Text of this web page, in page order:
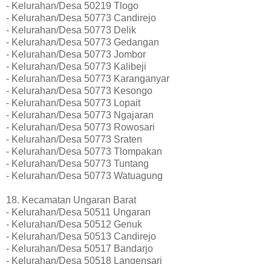
- Kelurahan/Desa 50219 Tlogo
- Kelurahan/Desa 50773 Candirejo
- Kelurahan/Desa 50773 Delik
- Kelurahan/Desa 50773 Gedangan
- Kelurahan/Desa 50773 Jombor
- Kelurahan/Desa 50773 Kalibeji
- Kelurahan/Desa 50773 Karanganyar
- Kelurahan/Desa 50773 Kesongo
- Kelurahan/Desa 50773 Lopait
- Kelurahan/Desa 50773 Ngajaran
- Kelurahan/Desa 50773 Rowosari
- Kelurahan/Desa 50773 Sraten
- Kelurahan/Desa 50773 Tlompakan
- Kelurahan/Desa 50773 Tuntang
- Kelurahan/Desa 50773 Watuagung
18. Kecamatan Ungaran Barat
- Kelurahan/Desa 50511 Ungaran
- Kelurahan/Desa 50512 Genuk
- Kelurahan/Desa 50513 Candirejo
- Kelurahan/Desa 50517 Bandarjo
- Kelurahan/Desa 50518 Langensari